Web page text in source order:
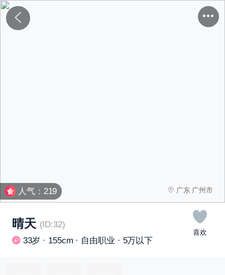
人气：219 广东 广州市
晴天 (ID:32)
33岁 · 155cm · 自由职业 · 5万以下
喜欢